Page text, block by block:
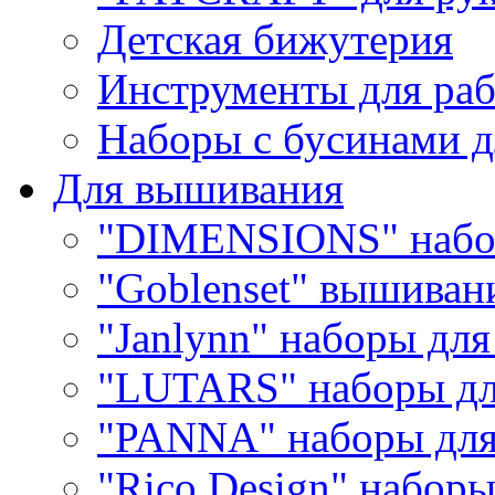
Детская бижутерия
Инструменты для
Наборы с бусинами
Для вышивания
"DIMENSIONS"
"Goblenset"
"Janlynn" наборы
"LUTARS" наборы
"PANNA" наборы